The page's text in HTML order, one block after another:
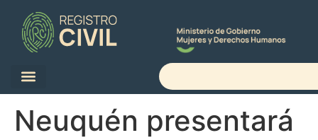
Neuquén presentará